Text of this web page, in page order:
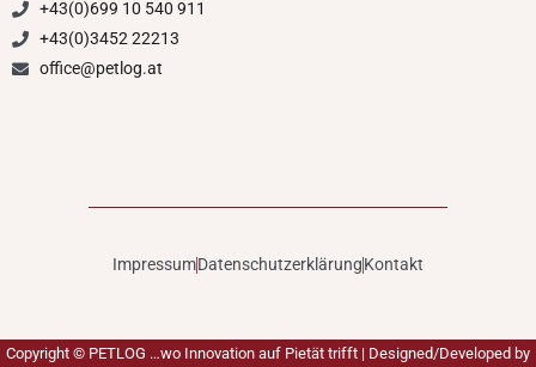
+43(0)699 10 540 911
+43(0)3452 22213
office@petlog.at
ImpressumDatenschutzerklärungKontakt
Copyright © PETLOG …wo Innovation auf Pietät trifft | Designed/Developed by